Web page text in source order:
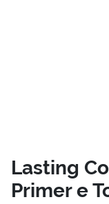
Lasting
Primer e